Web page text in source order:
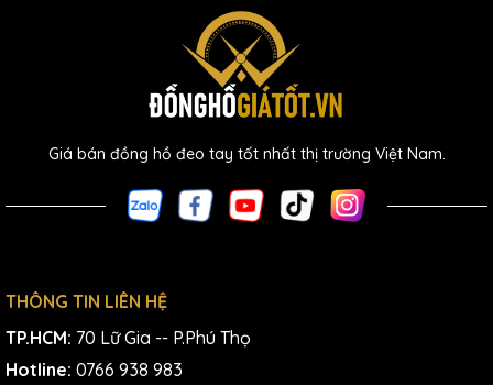
Giá bán đồng hồ đeo tay tốt nhất thị trường Việt Nam.
THÔNG TIN LIÊN HỆ
TP.HCM: 70 Lữ Gia -- P.Phú Thọ
Hotline: 0766 938 983